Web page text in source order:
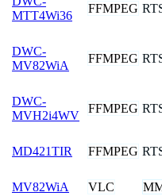
MTT4Wi36
FFMPEG
DWC-
MV82WiA
FFMPEG
DWC-
MVH2i4WV
FFMPEG
MD421TIR FFMPEG
MV82WiA VLC